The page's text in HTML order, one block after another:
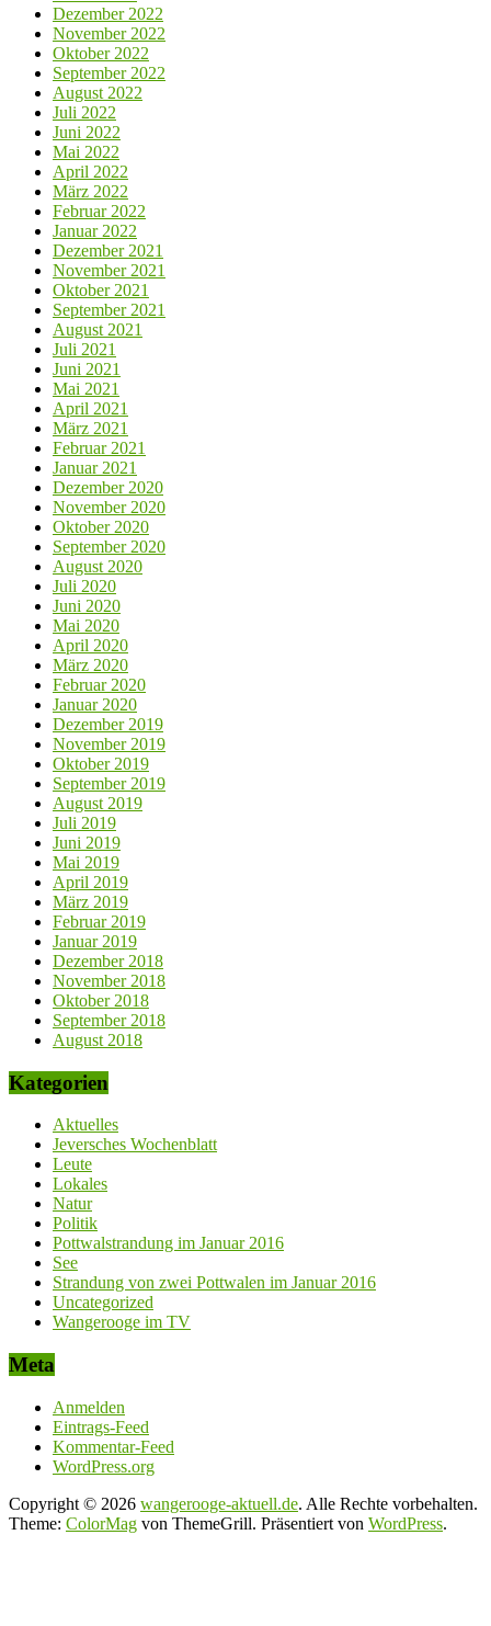
Dezember 2022
November 2022
Oktober 2022
September 2022
August 2022
Juli 2022
Juni 2022
Mai 2022
April 2022
März 2022
Februar 2022
Januar 2022
Dezember 2021
November 2021
Oktober 2021
September 2021
August 2021
Juli 2021
Juni 2021
Mai 2021
April 2021
März 2021
Februar 2021
Januar 2021
Dezember 2020
November 2020
Oktober 2020
September 2020
August 2020
Juli 2020
Juni 2020
Mai 2020
April 2020
März 2020
Februar 2020
Januar 2020
Dezember 2019
November 2019
Oktober 2019
September 2019
August 2019
Juli 2019
Juni 2019
Mai 2019
April 2019
März 2019
Februar 2019
Januar 2019
Dezember 2018
November 2018
Oktober 2018
September 2018
August 2018
Kategorien
Aktuelles
Jeversches Wochenblatt
Leute
Lokales
Natur
Politik
Pottwalstrandung im Januar 2016
See
Strandung von zwei Pottwalen im Januar 2016
Uncategorized
Wangerooge im TV
Meta
Anmelden
Eintrags-Feed
Kommentar-Feed
WordPress.org
Copyright © 2026 wangerooge-aktuell.de. Alle Rechte vorbehalten.
Theme: ColorMag von ThemeGrill. Präsentiert von WordPress.